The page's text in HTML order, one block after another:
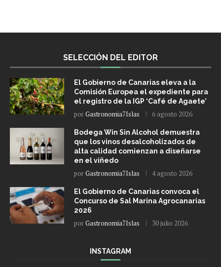
SELECCIÓN DEL EDITOR
El Gobierno de Canarias eleva a la
Comisión Europea el expediente para
el registro de la IGP ‘Café de Agaete’
porGastronomia7Islas 6 agosto 2026
Bodega Win Sin Alcohol demuestra
que los vinos desalcoholizados de
alta calidad comienzan a diseñarse
en el viñedo
porGastronomia7Islas 4 agosto 2026
El Gobierno de Canarias convoca el
Concurso de Sal Marina Agrocanarias
2026
porGastronomia7Islas 30 julio 2026
INSTAGRAM